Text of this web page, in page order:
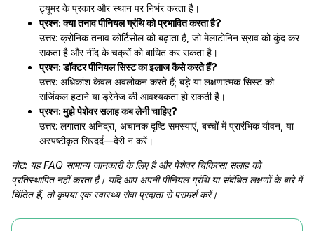
ट्यूमर के प्रकार और स्थान पर निर्भर करता है।
प्रश्न: क्या तनाव पीनियल ग्रंथि को प्रभावित करता है?
उत्तर: क्रोनिक तनाव कोर्टिसोल को बढ़ाता है, जो मेलाटोनिन स्राव को कुंद कर
सकता है और नींद के चक्रों को बाधित कर सकता है।
प्रश्न: डॉक्टर पीनियल सिस्ट का इलाज कैसे करते हैं?
उत्तर: अधिकांश केवल अवलोकन करते हैं; बड़े या लक्षणात्मक सिस्ट को
सर्जिकल हटाने या ड्रेनेज की आवश्यकता हो सकती है।
प्रश्न: मुझे पेशेवर सलाह कब लेनी चाहिए?
उत्तर: लगातार अनिद्रा, अचानक दृष्टि समस्याएं, बच्चों में प्रारंभिक यौवन, या
अस्पष्टीकृत सिरदर्द—देरी न करें।
नोट: यह FAQ सामान्य जानकारी के लिए है और पेशेवर चिकित्सा सलाह को
प्रतिस्थापित नहीं करता है। यदि आप अपनी पीनियल ग्रंथि या संबंधित लक्षणों के बारे में
चिंतित हैं, तो कृपया एक स्वास्थ्य सेवा प्रदाता से परामर्श करें।